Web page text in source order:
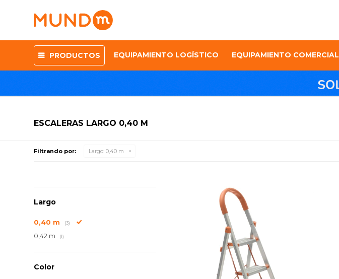
PRODUCTOS EQUIPAMIENTO LOGÍSTICO EQUIPAMIENTO COMERCIAL
ESCALERAS LARGO 0,40 M
Filtrando por: Largo: 0,40 m
Largo
0,40 m (3)
0,42 m (1)
Color